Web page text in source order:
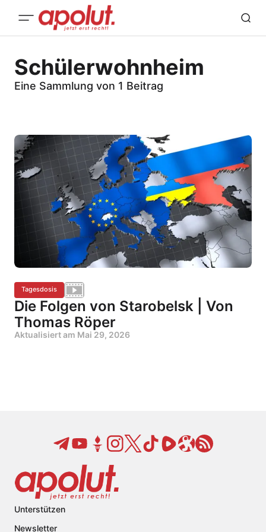
Schülerwohnheim
Eine Sammlung von 1 Beitrag
Tagesdosis
Die Folgen von Starobelsk | Von
Thomas Röper
Aktualisiert am Mai 29, 2026
Unterstützen
Newsletter